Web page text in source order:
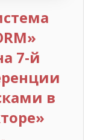
7-й
в